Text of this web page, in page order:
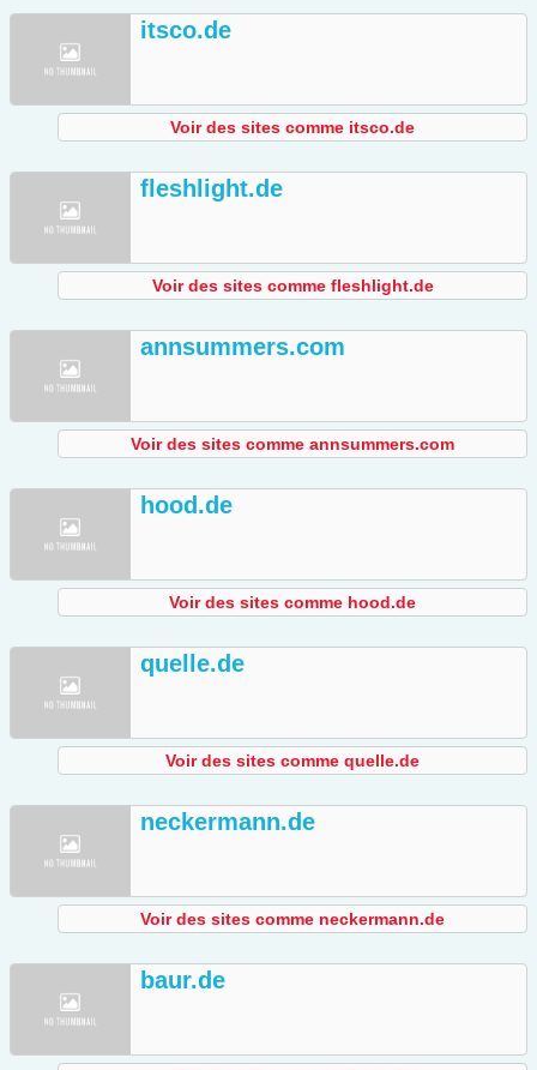
itsco.de
Voir des sites comme itsco.de
fleshlight.de
Voir des sites comme fleshlight.de
annsummers.com
Voir des sites comme annsummers.com
hood.de
Voir des sites comme hood.de
quelle.de
Voir des sites comme quelle.de
neckermann.de
Voir des sites comme neckermann.de
baur.de